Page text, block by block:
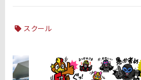
スクール